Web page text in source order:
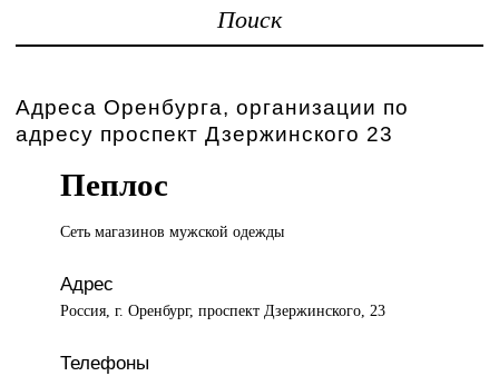
Поиск
Адреса Оренбурга, организации по
адресу проспект Дзержинского 23
Пеплос
Сеть магазиновмужской одежды
Адрес
Россия, г. Оренбург, проспект Дзержинского, 23
Телефоны